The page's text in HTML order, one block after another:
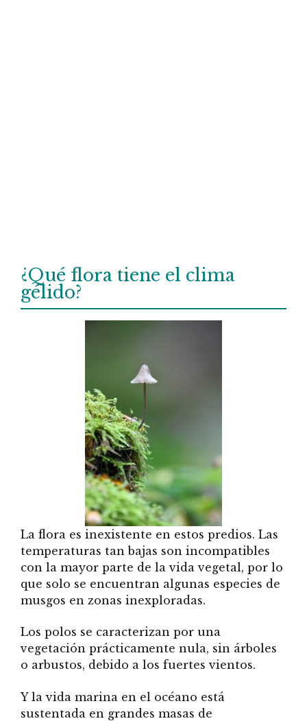
¿Qué flora tiene el clima
gélido?
La flora es inexistente en estos predios. Las
temperaturas tan bajas son incompatibles
con la mayor parte de la vida vegetal, por lo
que solo se encuentran algunas especies de
musgos en zonas inexploradas.
Los polos se caracterizan por una
vegetación prácticamente nula, sin árboles
o arbustos, debido a los fuertes vientos.
Y la vida marina en el océano está
sustentada en grandes masas de